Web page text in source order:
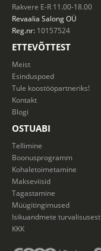
Rakvere E-R 11.00-18.00
Revaalia SalongOÜ
Reg.nr: 10157524
ETTEVÕTTEST
Meist
Esinduspoed
Tule koostööpartneriks!
Kontakt
Blogi
OSTUABI
Tellimine
Boonusprogramm
Kohaletoimetamine
Makseviisid
Tagastamine
Müügitingimused
Isikuandmete turvalisusest
KKK